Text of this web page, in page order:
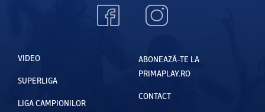
VIDEO
SUPERLIGA
LIGA CAMPIONILOR
ABONEAZĂ-TE LA
PRIMAPLAY.RO
CONTACT